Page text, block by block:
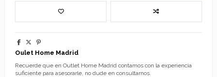
Oulet Home Madrid
Recuerde que en Outlet Home Madrid contamos con la experiencia
suficiente para asesorarle, no dude en consultarnos.